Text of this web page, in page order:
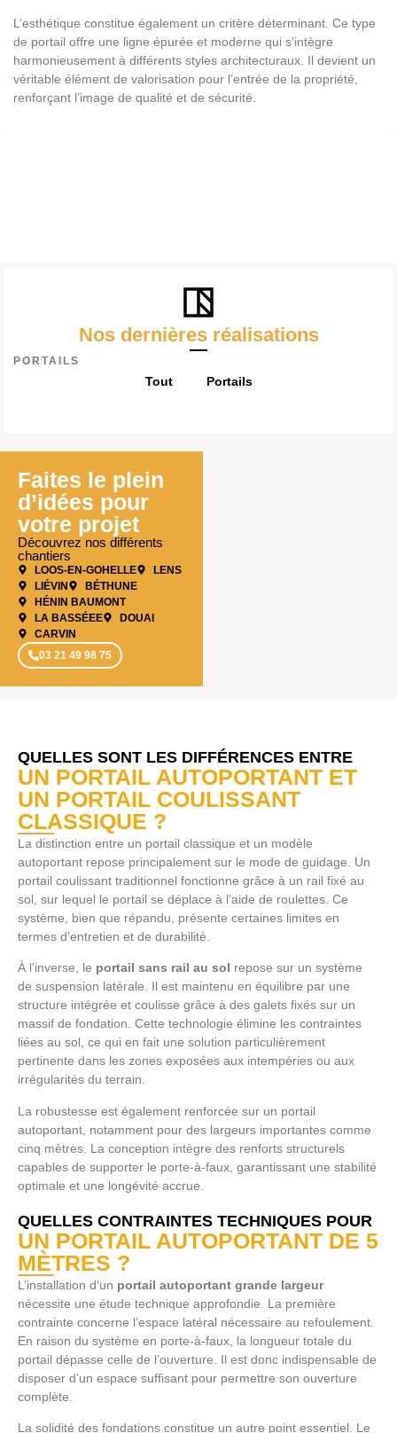
L’esthétique constitue également un critère déterminant. Ce type
de portail offre une ligne épurée et moderne qui s’intègre
harmonieusement à différents styles architecturaux. Il devient un
véritable élément de valorisation pour l’entrée de la propriété,
renforçant l’image de qualité et de sécurité.
Nos dernières réalisations
PORTAILS
Tout Portails
Faites le plein
d’idées pour
votre projet
Découvrez nos différents
chantiers
LOOS-EN-GOHELLE
LENS
LIÉVIN
BÉTHUNE
HÉNIN BAUMONT
LA BASSÉEE
DOUAI
CARVIN
03 21 49 98 75
QUELLES SONT LES DIFFÉRENCES ENTRE
UN PORTAIL AUTOPORTANT ET
UN PORTAIL COULISSANT
CLASSIQUE ?
La distinction entre un portail classique et un modèle
autoportant repose principalement sur le mode de guidage. Un
portail coulissant traditionnel fonctionne grâce à un rail fixé au
sol, sur lequel le portail se déplace à l’aide de roulettes. Ce
système, bien que répandu, présente certaines limites en
termes d’entretien et de durabilité.
À l’inverse, le portail sans rail au sol repose sur un système
de suspension latérale. Il est maintenu en équilibre par une
structure intégrée et coulisse grâce à des galets fixés sur un
massif de fondation. Cette technologie élimine les contraintes
liées au sol, ce qui en fait une solution particulièrement
pertinente dans les zones exposées aux intempéries ou aux
irrégularités du terrain.
La robustesse est également renforcée sur un portail
autoportant, notamment pour des largeurs importantes comme
cinq mètres. La conception intègre des renforts structurels
capables de supporter le porte-à-faux, garantissant une stabilité
optimale et une longévité accrue.
QUELLES CONTRAINTES TECHNIQUES POUR
UN PORTAIL AUTOPORTANT DE 5
MÈTRES ?
L’installation d’un portail autoportant grande largeur
nécessite une étude technique approfondie. La première
contrainte concerne l’espace latéral nécessaire au refoulement.
En raison du système en porte-à-faux, la longueur totale du
portail dépasse celle de l’ouverture. Il est donc indispensable de
disposer d’un espace suffisant pour permettre son ouverture
complète.
La solidité des fondations constitue un autre point essentiel. Le